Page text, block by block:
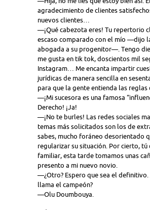
agradecimiento de clientes
nuevos clientes…
—¡Qué cabezota eres! Tu repertorio
escaso comparado con el mío —dijo
abogada a su progenitor—. Tengo
me gusta en tik tok, doscientos mil
Instagram… Me encanta impartir
jurídicas de manera sencilla en
para que la gente entienda las reglas
—¡Mi sucesora es una famosa
Derecho! ¡Ja!
—¡No te burles! Las redes sociales
temas más solicitados son los de
sabes, mucho foráneo desorientado
regularizar su situación. Por cierto, tú
familiar, esta tarde tomamos unas
presento a mi nuevo novio.
—¿Otro? Espero que sea el definitivo.
llama el campeón?
—Olu Doumbouya.